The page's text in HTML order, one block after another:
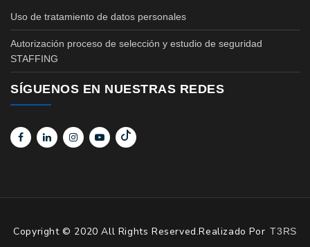
Uso de tratamiento de datos personales
Autorización proceso de selección y estudio de seguridad
STAFFING
SÍGUENOS EN NUESTRAS REDES
Copyright © 2020 All Rights Reserved.Realizado Por T3RS